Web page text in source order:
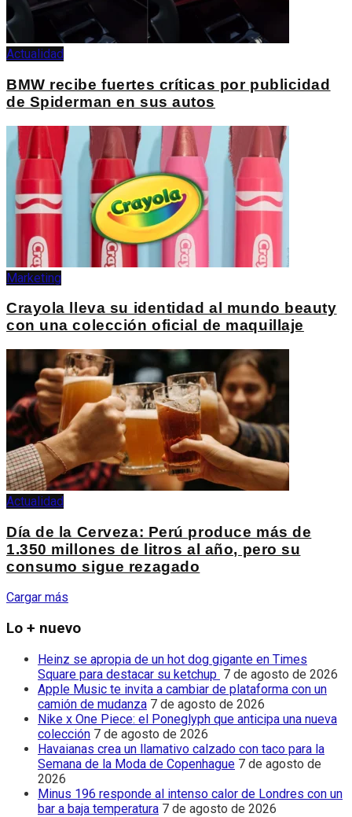
Actualidad
BMW recibe fuertes críticas por publicidad
de Spiderman en sus autos
Marketing
Crayola lleva su identidad al mundo beauty
con una colección oficial de maquillaje
Actualidad
Día de la Cerveza: Perú produce más de
1.350 millones de litros al año, pero su
consumo sigue rezagado
Cargar más
Lo + nuevo
Heinz se apropia de un hot dog gigante en Times
Square para destacar su ketchup 7 de agosto de 2026
Apple Music te invita a cambiar de plataforma con un
camión de mudanza 7 de agosto de 2026
Nike x One Piece: el Poneglyph que anticipa una nueva
colección 7 de agosto de 2026
Havaianas crea un llamativo calzado con taco para la
Semana de la Moda de Copenhague 7 de agosto de
2026
Minus 196 responde al intenso calor de Londres con un
bar a baja temperatura 7 de agosto de 2026